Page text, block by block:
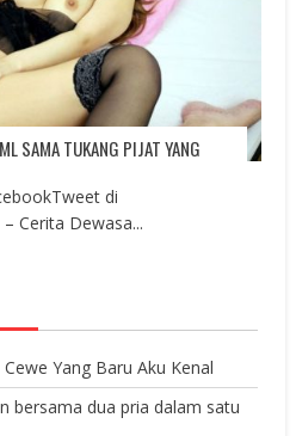
SAMA TUKANG PIJAT YANG
di
Cerita Dewasa...
Yang Baru Aku Kenal
bersama dua pria dalam satu